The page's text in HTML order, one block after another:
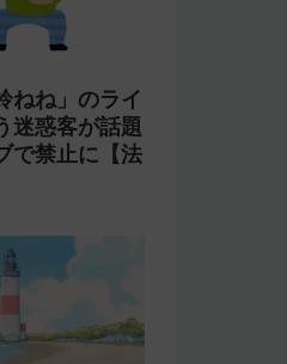
ねね」のライ
迷惑客が話題
で禁止に【法